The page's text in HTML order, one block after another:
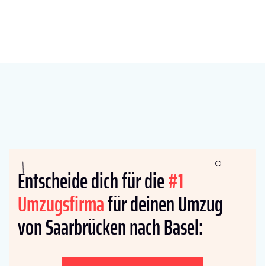
Entscheide dich für die#1
Umzugsfirmafür deinen Umzug
von Saarbrücken nach Basel: